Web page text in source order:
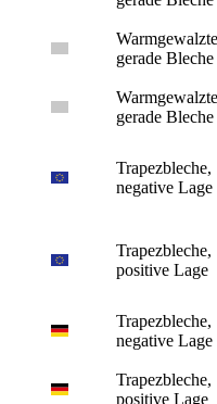
Warmgewalzte
gerade Bleche
Warmgewalzte
gerade Bleche
Trapezbleche,
negative Lage
Trapezbleche,
positive Lage
Trapezbleche,
negative Lage
Trapezbleche,
positive Lage